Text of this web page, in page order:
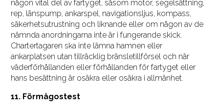
någon vital del av fartyget, såsom motor, segelsättning,
rep, länspump, ankarspel, navigationsljus, kompass,
säkerhetsutrustning och liknande eller om någon av de
nämnda anordningarna inte är i fungerande skick.
Chartertagaren ska inte lämna hamnen eller
ankarplatsen utan tillräcklig bränsletillförsel och när
väderförhållanden eller förhållanden för fartyget eller
hans besättning är osäkra eller osäkra i allmänhet.
11. Förmågostest